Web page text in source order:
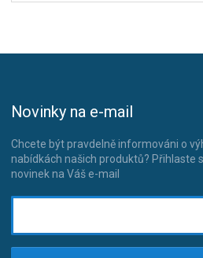
Novinky na e-mail
Chcete být pravdelně informováni o
nabídkách našich produktů? Přihlaste
novinek na Váš e-mail